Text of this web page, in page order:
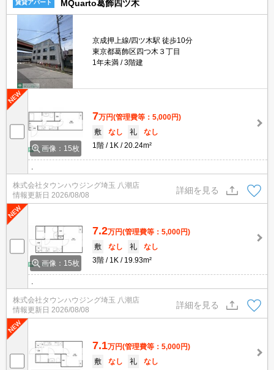
賃貸アパート MQuarto葛飾四ツ木
京成押上線/四ツ木駅 徒歩10分
東京都葛飾区四つ木３丁目
1年未満
3階建
画像：15枚
7万円(管理費等：5,000円)
敷
なし 礼
なし
1階
1K 20.24m²
株式会社タウンハウジング埼玉 八潮店
情報更新日 2026/08/08
詳細を見る
画像：15枚
7.2万円(管理費等：5,000円)
敷
なし 礼
なし
3階
1K 19.93m²
株式会社タウンハウジング埼玉 八潮店
情報更新日 2026/08/08
詳細を見る
7.1万円(管理費等：5,000円)
敷
なし 礼
なし